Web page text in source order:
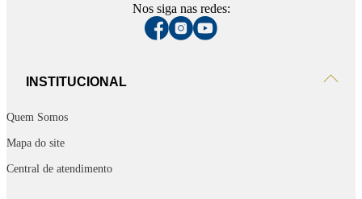
Nos siga nas redes:
INSTITUCIONAL
Quem Somos
Mapa do site
Central de atendimento